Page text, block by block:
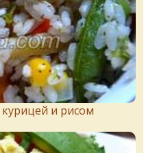
и рисом